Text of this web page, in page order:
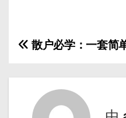
文
章
导
散户必学：一套简